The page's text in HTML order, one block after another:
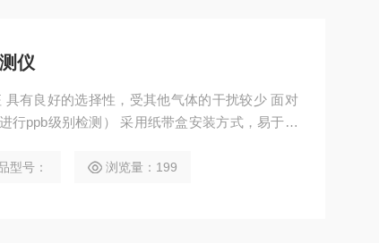
仪
行ppb级别检测） 采用纸带盒安装方式，易于更
型号： 浏览量：199